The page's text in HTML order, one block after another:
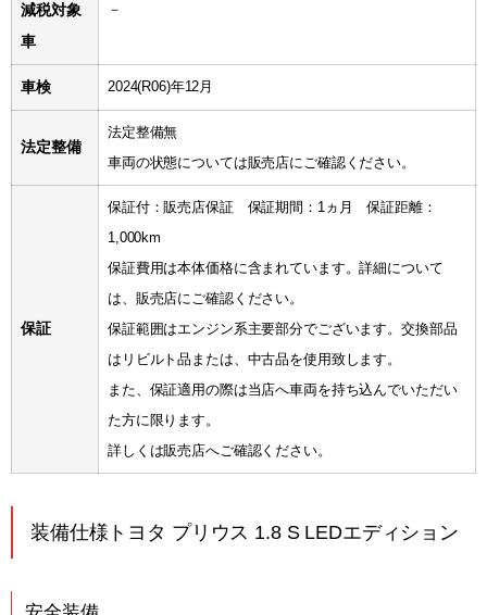
減税対象
車
－
車検 2024(R06)年12月
法定整備
法定整備無
車両の状態については販売店にご確認ください。
保証
保証付：販売店保証 保証期間：1ヵ月 保証距離：
1,000km
保証費用は本体価格に含まれています。詳細について
は、販売店にご確認ください。
保証範囲はエンジン系主要部分でございます。交換部品
はリビルト品または、中古品を使用致します。
また、保証適用の際は当店へ車両を持ち込んでいただい
た方に限ります。
詳しくは販売店へご確認ください。
装備仕様トヨタ プリウス 1.8 S LEDエディション